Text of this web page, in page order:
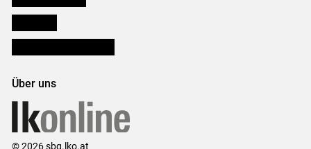
Über uns
© 2026 sbg.lko.at